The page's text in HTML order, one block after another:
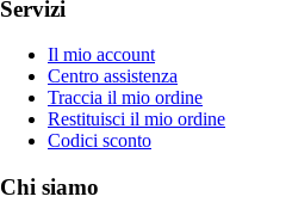
Servizi
Il mio account
Centro assistenza
Traccia il mio ordine
Restituisci il mio ordine
Codici sconto
Chi siamo